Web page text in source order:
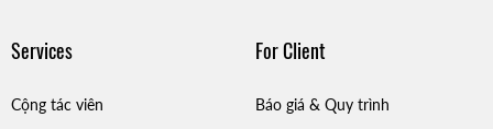
Services
Cộng tác viên
For Client
Báo giá & Quy trình